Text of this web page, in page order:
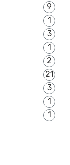
9
1
3
1
2
21
3
1
1